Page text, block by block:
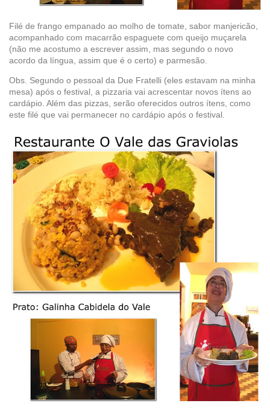
Filé de frango empanado ao molho de tomate, sabor manjericão,
acompanhado com macarrão espaguete com queijo muçarela
(não me acostumo a escrever assim, mas segundo o novo
acordo da língua, assim que é o certo) e parmesão.
Obs. Segundo o pessoal da Due Fratelli (eles estavam na minha
mesa) após o festival, a pizzaria vai acrescentar novos ítens ao
cardápio. Além das pizzas, serão oferecidos outros ítens, como
este filé que vai permanecer no cardápio após o festival.